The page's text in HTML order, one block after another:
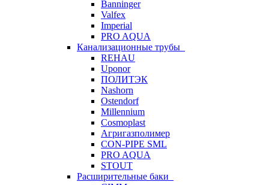
Banninger
Valfex
Imperial
PRO AQUA
Канализационные трубы
REHAU
Uponor
ПОЛИТЭК
Nashorn
Ostendorf
Millennium
Cosmoplast
Агригазполимер
CON-PIPE SML
PRO AQUA
STOUT
Расширительные баки